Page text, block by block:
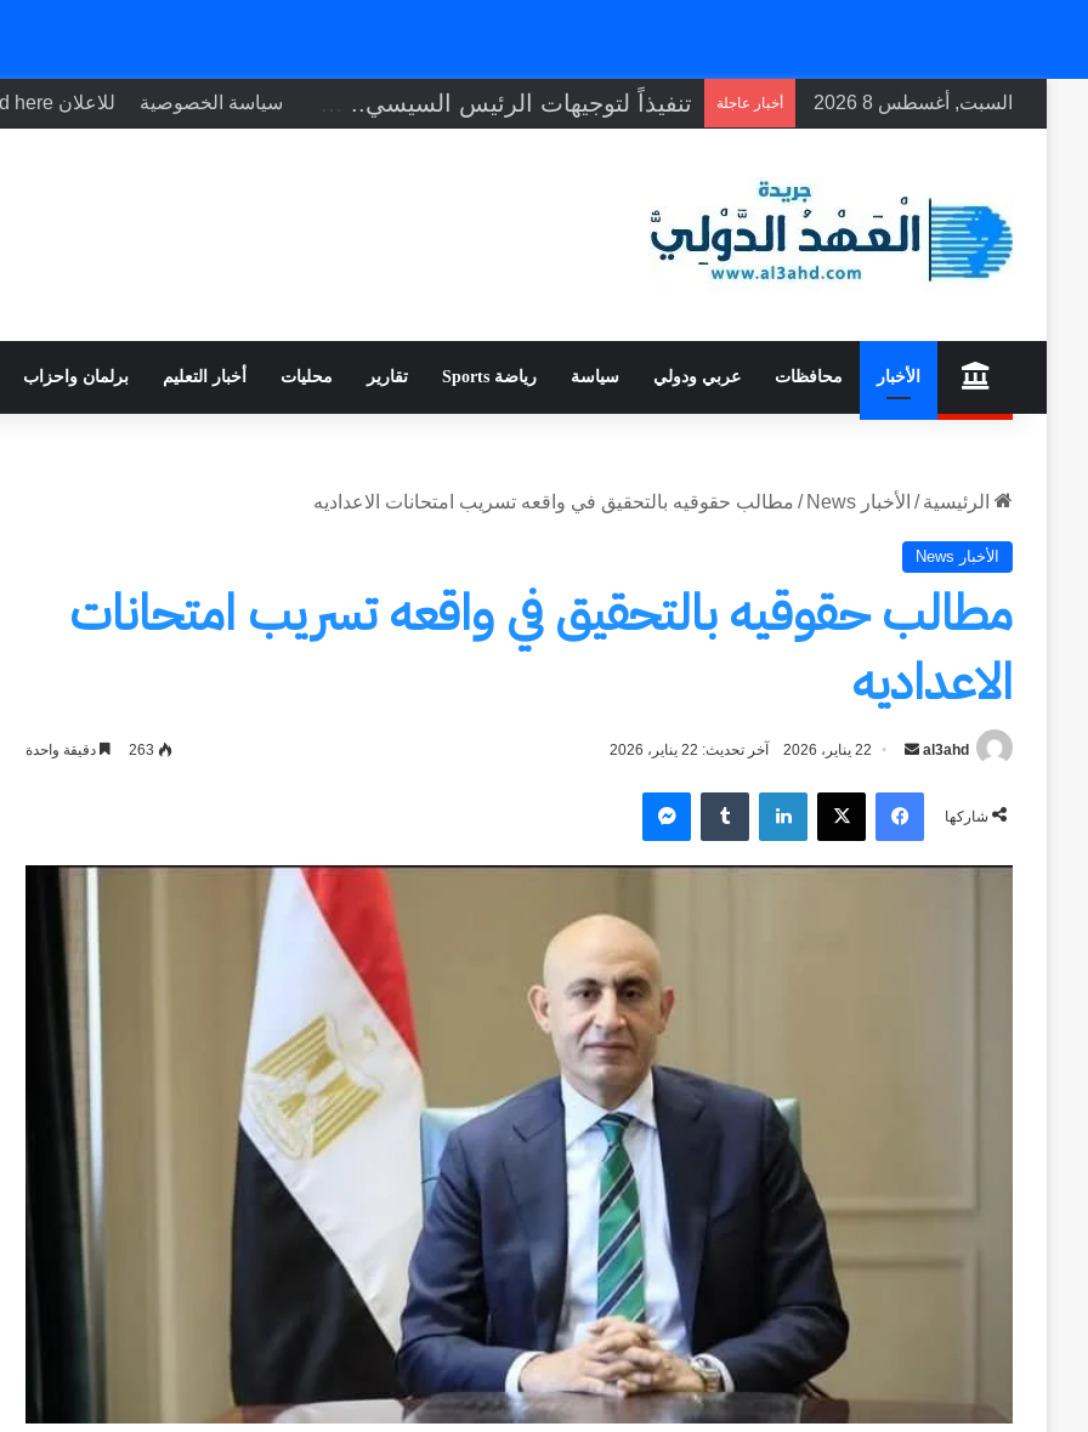
السبت, أغسطس 8 2026 أخبار عاجلة تنفيذاً لتوجيهات الرئيس السيسي.. وزير الصحة يبحث مع نظيره التشادي سياسة الخصوصية للاعلان Your ad here
الأخبار محافظات عربي ودولي سياسة رياضة Sports تقارير محليات أخبار التعليم برلمان واحزاب
الرئيسية / الأخبار News / مطالب حقوقيه بالتحقيق في واقعه تسريب امتحانات الاعداديه
الأخبار News
مطالب حقوقيه بالتحقيق في واقعه تسريب امتحانات
الاعداديه
al3ahd
أرسل
إلكترونيا
22 يناير، 2026 آخر تحديث: 22 يناير، 2026 263 دقيقة واحدة
شاركها
فيسبوك‫X لينكدإن
‏Tumblr ماسنجر